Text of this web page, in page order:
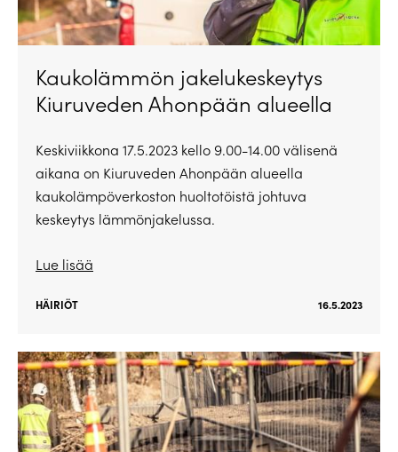
Kaukolämmön jakelukeskeytys
Kiuruveden Ahonpään alueella
Keskiviikkona 17.5.2023 kello 9.00-14.00 välisenä
aikana on Kiuruveden Ahonpään alueella
kaukolämpöverkoston huoltotöistä johtuva
keskeytys lämmönjakelussa.
Lue lisää
HÄIRIÖT 16.5.2023